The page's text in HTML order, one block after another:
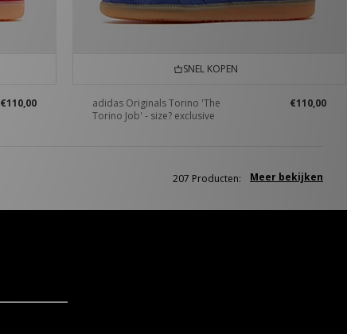
€110,00
SNEL KOPEN
adidas Originals Torino 'The
Torino Job' - size? exclusive
€110,00
Meer bekijken
207 Producten: